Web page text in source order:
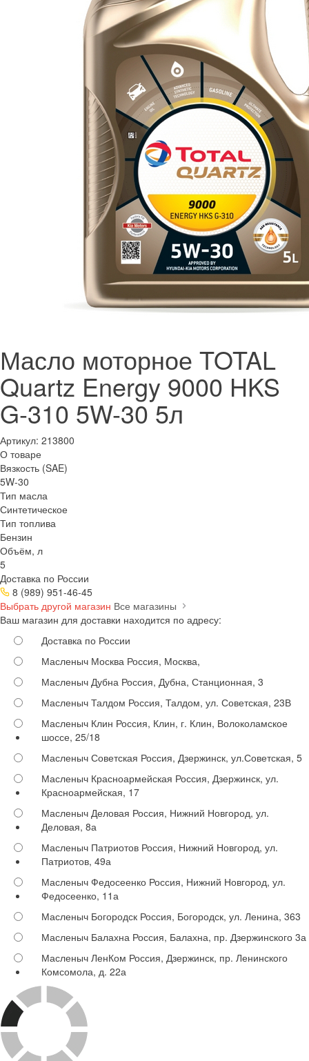
Масло моторное TOTAL
Quartz Energy 9000 HKS
G-310 5W-30 5л
Артикул: 213800
О товаре
Вязкость (SAE)
5W-30
Тип масла
Синтетическое
Тип топлива
Бензин
Объём, л
5
Доставка по России
8 (989) 951-46-45
Выбрать другой магазин Все магазины
Ваш магазин для доставки находится по адресу:
Доставка по России
Масленыч Москва Россия, Москва,
Масленыч Дубна Россия, Дубна, Станционная, 3
Масленыч Талдом Россия, Талдом, ул. Советская, 23В
Масленыч Клин Россия, Клин, г. Клин, Волоколамское
шоссе, 25/18
Масленыч Советская Россия, Дзержинск, ул.Советская, 5
Масленыч Красноармейская Россия, Дзержинск, ул.
Красноармейская, 17
Масленыч Деловая Россия, Нижний Новгород, ул.
Деловая, 8а
Масленыч Патриотов Россия, Нижний Новгород, ул.
Патриотов, 49а
Масленыч Федосеенко Россия, Нижний Новгород, ул.
Федосеенко, 11а
Масленыч Богородск Россия, Богородск, ул. Ленина, 363
Масленыч Балахна Россия, Балахна, пр. Дзержинского 3а
Масленыч ЛенКом Россия, Дзержинск, пр. Ленинского
Комсомола, д. 22а